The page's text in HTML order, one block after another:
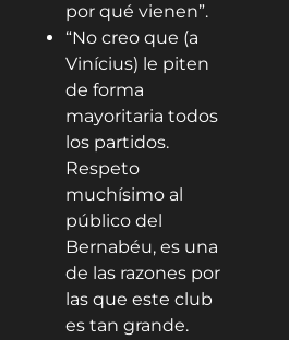
por qué vienen”.
“No creo que (a
Vinícius) le piten
de forma
mayoritaria todos
los partidos.
Respeto
muchísimo al
público del
Bernabéu, es una
de las razones por
las que este club
es tan grande.